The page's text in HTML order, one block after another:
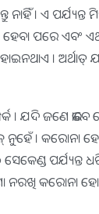
। ଏ ପର୍ଯ୍ୟନ୍ତ
ପରେ ଏବଂ
।
ଯଦି ଜଣେ ଭାବେ
ନୁହେଁ । କରୋନା
ସେକେଣ୍ଡ
ନରଖି କରୋନା